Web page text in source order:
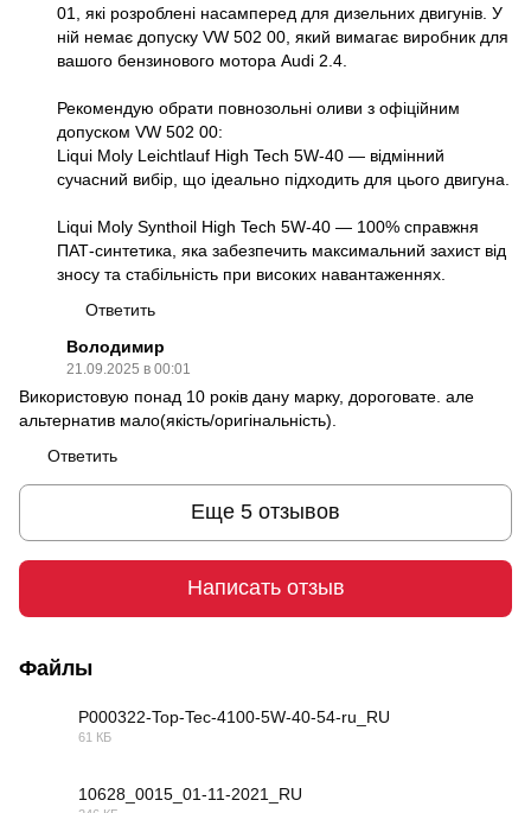
01, які розроблені насамперед для дизельних двигунів. У
ній немає допуску VW 502 00, який вимагає виробник для
вашого бензинового мотора Audi 2.4.
Рекомендую обрати повнозольні оливи з офіційним
допуском VW 502 00:
Liqui Moly Leichtlauf High Tech 5W-40 — відмінний
сучасний вибір, що ідеально підходить для цього двигуна.
Liqui Moly Synthoil High Tech 5W-40 — 100% справжня
ПАТ-синтетика, яка забезпечить максимальний захист від
зносу та стабільність при високих навантаженнях.
Ответить
Володимир
21.09.2025 в 00:01
Використовую понад 10 років дану марку, дороговате. але
альтернатив мало(якість/оригінальність).
Ответить
Еще 5 отзывов
Написать отзыв
Файлы
P000322-Top-Tec-4100-5W-40-54-ru_RU
61 КБ
10628_0015_01-11-2021_RU